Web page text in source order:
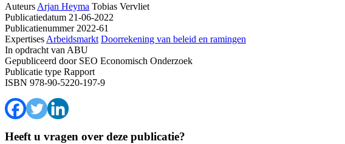
Auteurs Arjan Heyma Tobias Vervliet
Publicatiedatum 21-06-2022
Publicatienummer2022-61
Expertises Arbeidsmarkt Doorrekening van beleid en ramingen
In opdracht van ABU
Gepubliceerd doorSEO Economisch Onderzoek
Publicatie type Rapport
ISBN 978-90-5220-197-9
Heeft u vragen over deze publicatie?